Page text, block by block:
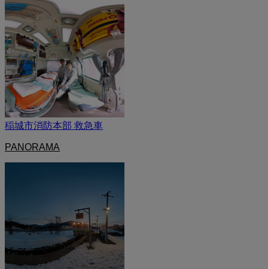
稲城市消防本部 救急車
PANORAMA